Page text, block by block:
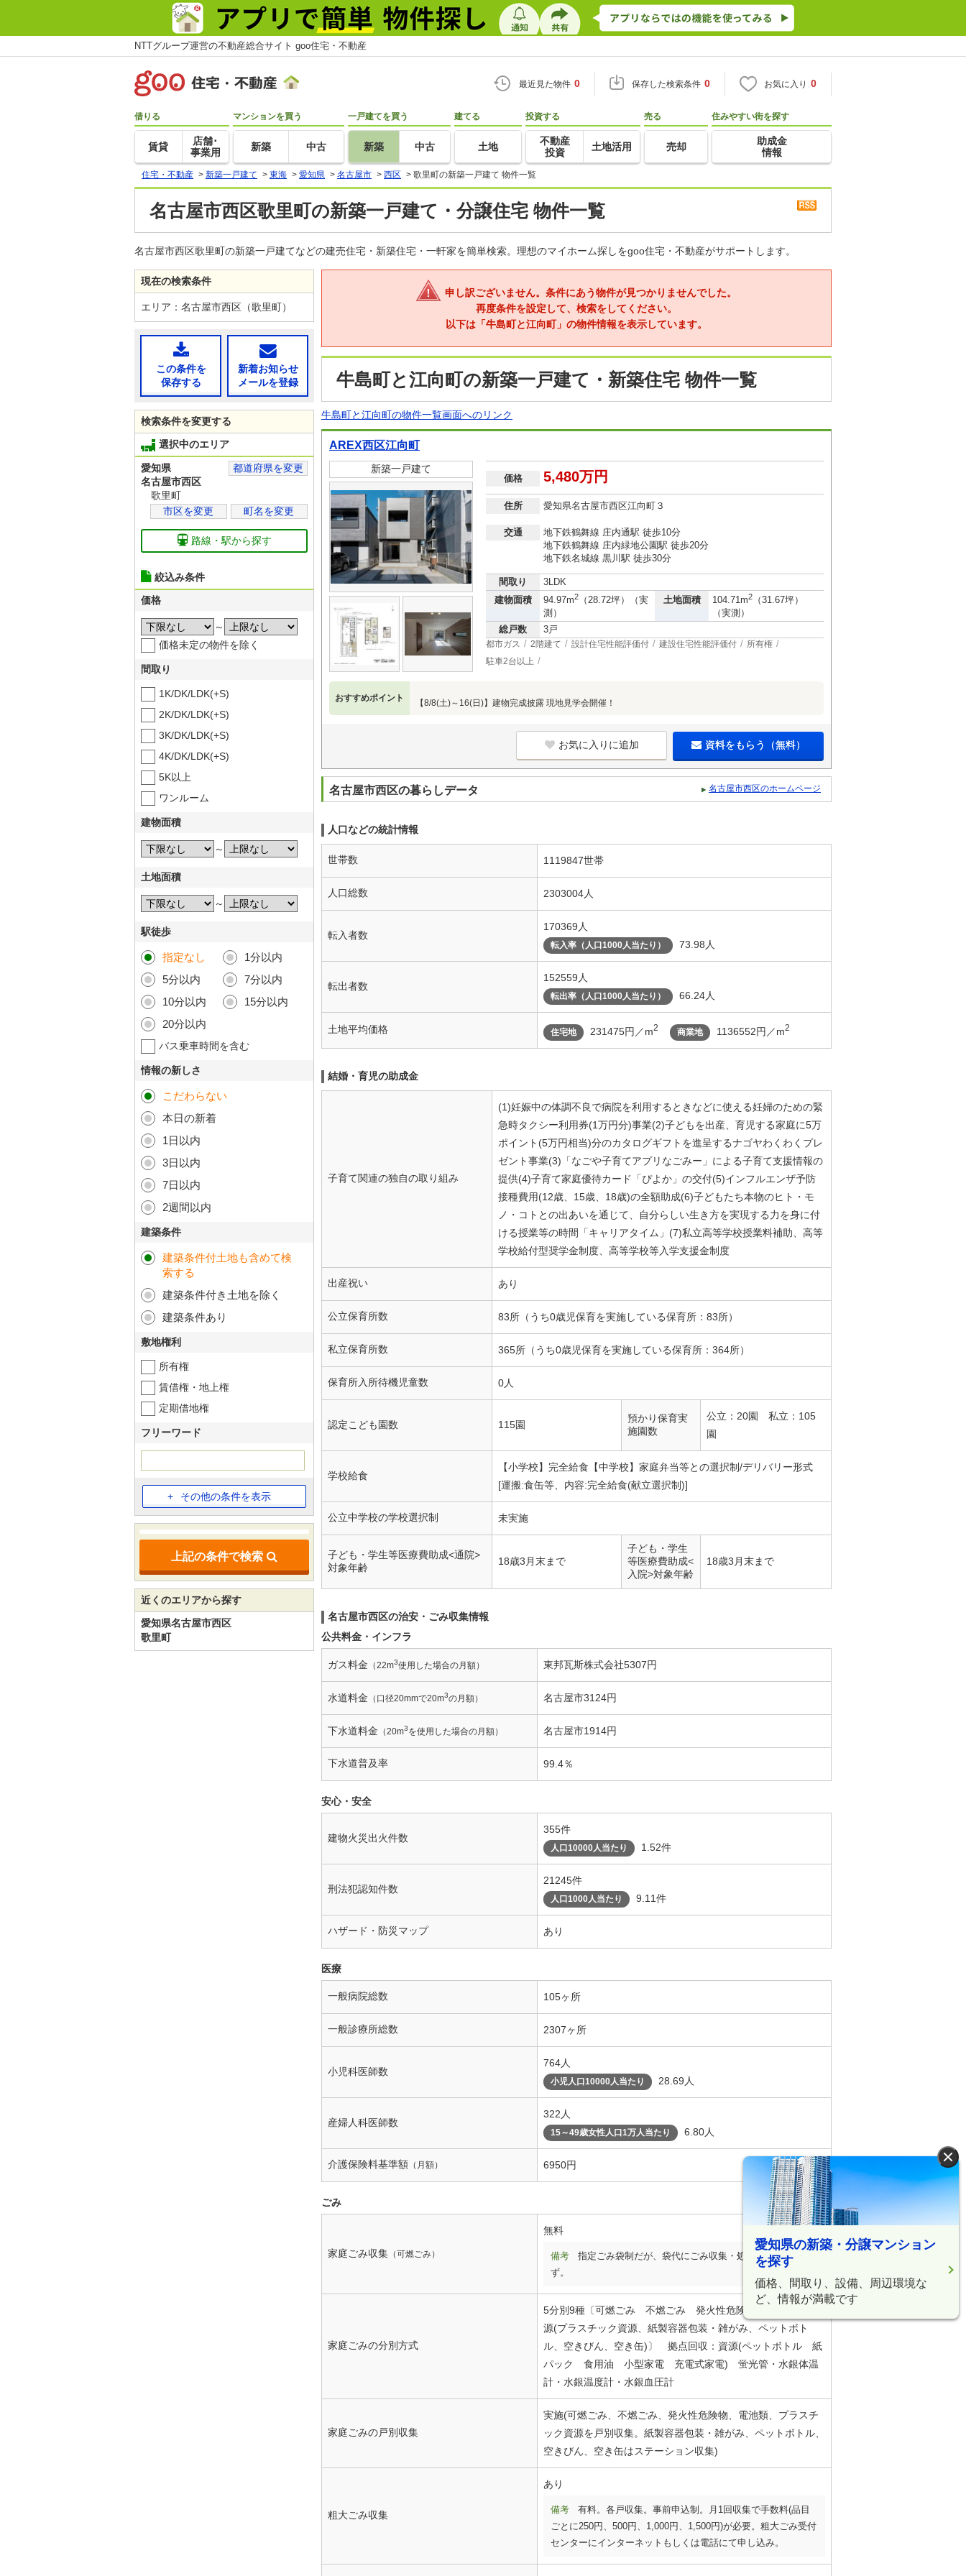
NTTグループ運営の不動産総合サイト goo住宅・不動産
最近見た物件 0 保存した検索条件 0 お気に入り 0
借りる
賃貸
店舗･
事業用
マンションを買う
新築 中古
一戸建てを買う
新築 中古
建てる
土地
投資する
不動産
投資
土地活用
売る
売却
住みやすい街を探す
助成金
情報
住宅・不動産 > 新築一戸建て > 東海 > 愛知県 > 名古屋市 > 西区 > 歌里町の新築一戸建て 物件一覧
名古屋市西区歌里町の新築一戸建て・分譲住宅 物件一覧
名古屋市西区歌里町の新築一戸建てなどの建売住宅・新築住宅・一軒家を簡単検索。理想のマイホーム探しをgoo住宅・不動産がサポートします。
申し訳ございません。条件にあう物件が見つかりませんでした。
再度条件を設定して、検索をしてください。
以下は「牛島町と江向町」の物件情報を表示しています。
牛島町と江向町の新築一戸建て・新築住宅 物件一覧
牛島町と江向町の物件一覧画面へのリンク
AREX西区江向町
新築一戸建て
価格 5,480万円
住所 愛知県名古屋市西区江向町３
交通
地下鉄鶴舞線 庄内通駅 徒歩10分
地下鉄鶴舞線 庄内緑地公園駅 徒歩20分
地下鉄名城線 黒川駅 徒歩30分
間取り
3LDK
建物面積
94.97m2
（28.72坪）（実
測）
土地面積 104.71m2
（31.67坪）
（実測）
総戸数
3戸
都市ガス 2階建て 設計住宅性能評価付 建設住宅性能評価付
所有権
駐車2台以上
おすすめポイント 【8/8(土)～16(日)】建物完成披露 現地見学会開催！
お気に入りに追加 資料をもらう（無料）
×
愛知県の新築・分譲マンション
を探す
価格、間取り、設備、周辺環境な
ど、情報が満載です
名古屋市西区の暮らしデータ 名古屋市西区のホームページ
人口などの統計情報
世帯数 1119847世帯
人口総数 2303004人
転入者数
170369人
転入率（人口1000人当たり） 73.98人
転出者数
152559人
転出率（人口1000人当たり） 66.24人
土地平均価格 住宅地 231475円／m2 商業地 1136552円／m2
結婚・育児の助成金
子育て関連の独自の取り組み
(1)妊娠中の体調不良で病院を利用するときなどに使える妊婦のための緊
急時タクシー利用券(1万円分)事業(2)子どもを出産、育児する家庭に5万
ポイント(5万円相当)分のカタログギフトを進呈するナゴヤわくわくプレ
ゼント事業(3)「なごや子育てアプリなごみー」による子育て支援情報の
提供(4)子育て家庭優待カード「ぴよか」の交付(5)インフルエンザ予防
接種費用(12歳、15歳、18歳)の全額助成(6)子どもたち本物のヒト・モ
ノ・コトとの出あいを通じて、自分らしい生き方を実現する力を身に付
ける授業等の時間「キャリアタイム」(7)私立高等学校授業料補助、高等
学校給付型奨学金制度、高等学校等入学支援金制度
出産祝い あり
公立保育所数 83所（うち0歳児保育を実施している保育所：83所）
私立保育所数 365所（うち0歳児保育を実施している保育所：364所）
保育所入所待機児童数 0人
認定こども園数 115園
預かり保育実
施園数
公立：20園 私立：105
園
学校給食
【小学校】完全給食【中学校】家庭弁当等との選択制/デリバリー形式
[運搬:食缶等、内容:完全給食(献立選択制)]
公立中学校の学校選択制 未実施
子ども・学生等医療費助成<通院>
対象年齢
18歳3月末まで
子ども・学生
等医療費助成<
入院>対象年齢
18歳3月末まで
名古屋市西区の治安・ごみ収集情報
公共料金・インフラ
ガス料金 （22m3使用した場合の月額） 東邦瓦斯株式会社5307円
水道料金 （口径20mmで20m3の月額） 名古屋市3124円
下水道料金 （20m3を使用した場合の月額） 名古屋市1914円
下水道普及率 99.4％
安心・安全
建物火災出火件数
355件
人口10000人当たり 1.52件
刑法犯認知件数
21245件
人口1000人当たり 9.11件
ハザード・防災マップ あり
医療
一般病院総数 105ヶ所
一般診療所総数 2307ヶ所
小児科医師数
764人
小児人口10000人当たり 28.69人
産婦人科医師数
322人
15～49歳女性人口1万人当たり 6.80人
介護保険料基準額 （月額） 6950円
ごみ
家庭ごみ収集 （可燃ごみ）
無料
備考
指定ごみ袋制だが、袋代にごみ収集・処理料金等を含ま
ず。
家庭ごみの分別方式
5分別9種〔可燃ごみ 不燃ごみ 発火性危険物 電池類 資
源(プラスチック資源、紙製容器包装・雑がみ、ペットボト
ル、空きびん、空き缶)〕 拠点回収：資源(ペットボトル 紙
パック 食用油 小型家電 充電式家電) 蛍光管・水銀体温
計・水銀温度計・水銀血圧計
家庭ごみの戸別収集
実施(可燃ごみ、不燃ごみ、発火性危険物、電池類、プラスチ
ック資源を戸別収集。紙製容器包装・雑がみ、ペットボトル、
空きびん、空き缶はステーション収集)
粗大ごみ収集
あり
備考
有料。各戸収集。事前申込制。月1回収集で手数料(品目
ごとに250円、500円、1,000円、1,500円)が必要。粗大ごみ受付
センターにインターネットもしくは電話にて申し込み。
現在の検索条件
エリア：名古屋市西区（歌里町）
この条件を
保存する
新着お知らせ
メールを登録
検索条件を変更する
選択中のエリア
愛知県
都道府県を変更
名古屋市西区
歌里町
市区を変更
町名を変更
路線・駅から探す
絞込み条件
価格
～
価格未定の物件を除く
間取り
1K/DK/LDK(+S)
2K/DK/LDK(+S)
3K/DK/LDK(+S)
4K/DK/LDK(+S)
5K以上
ワンルーム
建物面積
～
土地面積
～
駅徒歩
指定なし
1分以内
5分以内
7分以内
10分以内
15分以内
20分以内
バス乗車時間を含む
情報の新しさ
こだわらない
本日の新着
1日以内
3日以内
7日以内
2週間以内
建築条件
建築条件付土地も含めて検
索する
建築条件付き土地を除く
建築条件あり
敷地権利
所有権
賃借権・地上権
定期借地権
フリーワード
その他の条件を表示
上記の条件で検索
近くのエリアから探す
愛知県名古屋市西区
歌里町